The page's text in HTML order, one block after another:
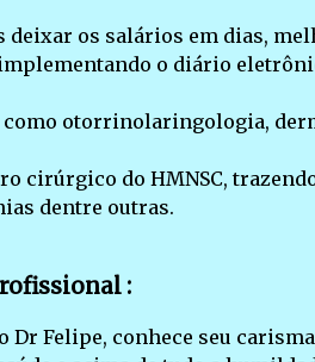
os salários em dias,
o diário
como otorrinolaringologia,
cirúrgico do HMNSC,
dentre outras.
:
Dr Felipe, conhece seu